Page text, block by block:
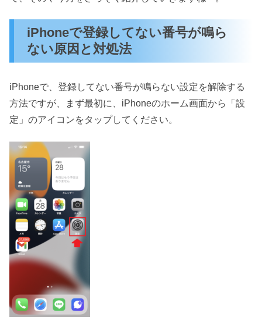
iPhoneで登録してない番号が鳴ら
ない原因と対処法
iPhoneで、登録してない番号が鳴らない設定を解除する
方法ですが、まず最初に、iPhoneのホーム画面から「設
定」のアイコンをタップしてください。